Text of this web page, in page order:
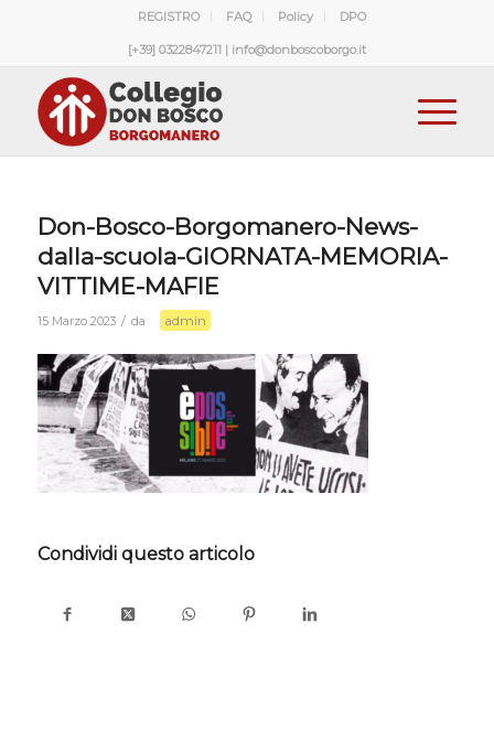
REGISTRO FAQ Policy DPO
[+39] 0322847211 | info@donboscoborgo.it
Don-Bosco-Borgomanero-News-
dalla-scuola-GIORNATA-MEMORIA-
VITTIME-MAFIE
15 Marzo 2023 / da admin
Condividi questo articolo